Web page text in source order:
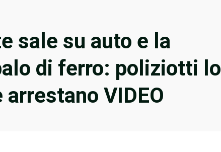
sale su auto e la
di ferro: poliziotti lo
VIDEO